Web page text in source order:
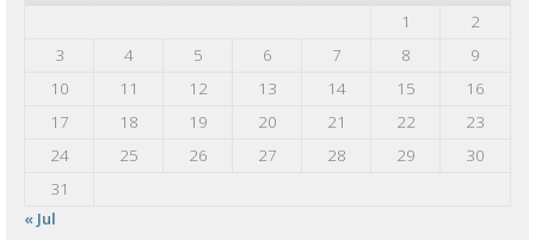
1
2
3
4 5 6 7 8
9
10
11 12 13 14 15
16
17
18 19 20 21 22
23
24
25 26 27 28 29
30
31
« Jul